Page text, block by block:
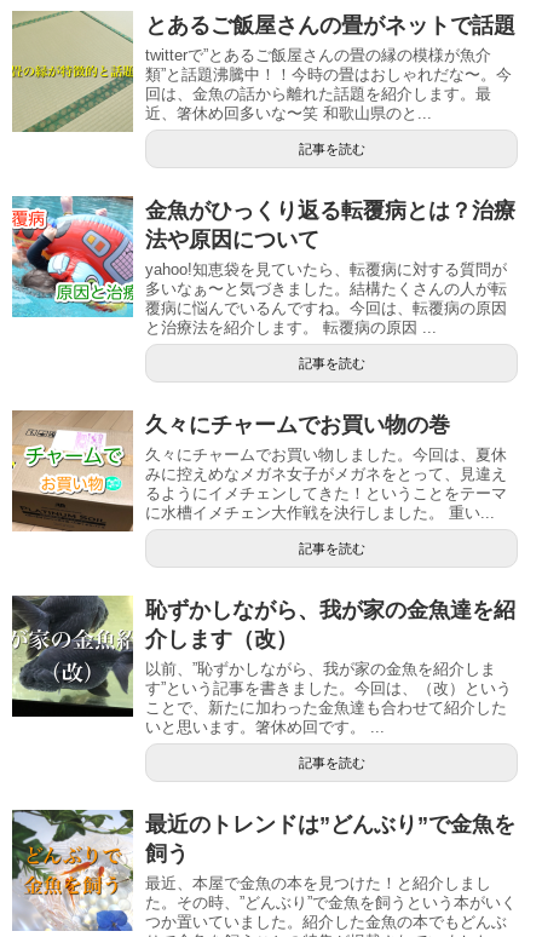
とあるご飯屋さんの畳がネットで話題
twitterで”とあるご飯屋さんの畳の縁の模様が魚介
類”と話題沸騰中！！今時の畳はおしゃれだな〜。今
回は、金魚の話から離れた話題を紹介します。最
近、箸休め回多いな〜笑 和歌山県のと...
記事を読む
金魚がひっくり返る転覆病とは？治療
法や原因について
yahoo!知恵袋を見ていたら、転覆病に対する質問が
多いなぁ〜と気づきました。結構たくさんの人が転
覆病に悩んでいるんですね。今回は、転覆病の原因
と治療法を紹介します。 転覆病の原因 ...
記事を読む
久々にチャームでお買い物の巻
久々にチャームでお買い物しました。今回は、夏休
みに控えめなメガネ女子がメガネをとって、見違え
るようにイメチェンしてきた！ということをテーマ
に水槽イメチェン大作戦を決行しました。 重い...
記事を読む
恥ずかしながら、我が家の金魚達を紹
介します（改）
以前、”恥ずかしながら、我が家の金魚を紹介しま
す”という記事を書きました。今回は、（改）という
ことで、新たに加わった金魚達も合わせて紹介した
いと思います。箸休め回です。 ...
記事を読む
最近のトレンドは”どんぶり”で金魚を
飼う
最近、本屋で金魚の本を見つけた！と紹介しまし
た。その時、”どんぶり”で金魚を飼うという本がいく
つか置いていました。紹介した金魚の本でもどんぶ